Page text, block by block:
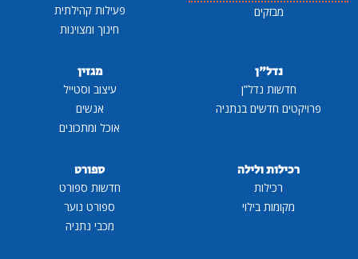
מבזקים
פעילות קהילתית
חינוך ומצוינות
נדל"ן
חדשות נדל"ן
פרויקטים חדשים בנתניה
מגזין
עיצוב וסטייל
אנשים
אוכל ומתכונים
רכילות ולילה
רכילות
מקומות בילוי
ספורט
חדשות ספורט
ספורט נוער
מכבי נתניה